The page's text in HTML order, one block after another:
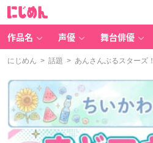
作品名 声優 舞台俳優
にじめん > 話題 > あんさんぶるスターズ！